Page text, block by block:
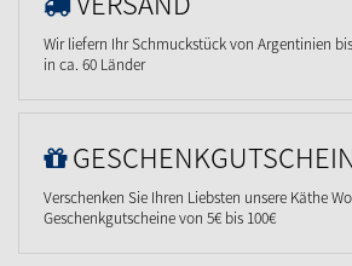
Wir liefern Ihr Schmuckstück von Argentinien
in ca. 60 Länder
Verschenken Sie Ihren Liebsten unsere Käthe
Geschenkgutscheine von 5€ bis 100€